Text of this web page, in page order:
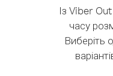
Із Viber
часу
Виберіть